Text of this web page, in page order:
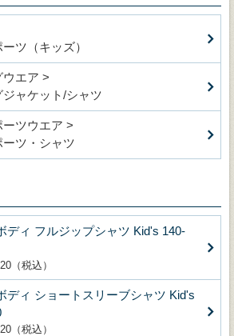
ツ（キッズ）
エア >
ャケット/シャツ
ツウエア >
ツ・シャツ
ディ フルジップシャツ Kid's 140-
（税込）
ディ ショートスリーブシャツ Kid's
（税込）